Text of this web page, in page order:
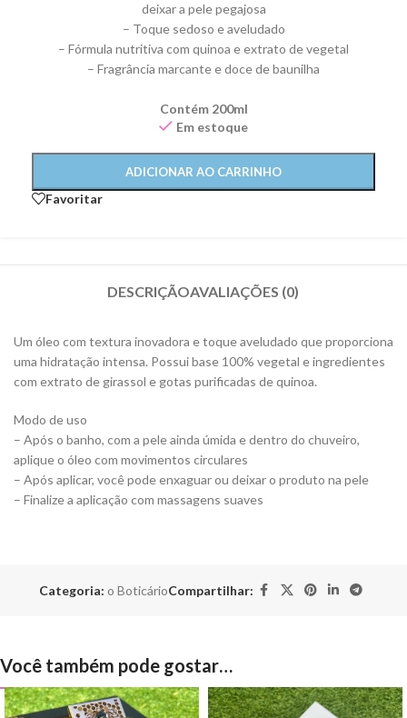
deixar a pele pegajosa
– Toque sedoso e aveludado
– Fórmula nutritiva com quinoa e extrato de vegetal
– Fragrância marcante e doce de baunilha
Contém 200ml
Em estoque
ADICIONAR AO CARRINHO
Favoritar
DESCRIÇÃOAVALIAÇÕES (0)
Um óleo com textura inovadora e toque aveludado que proporciona
uma hidratação intensa. Possui base 100% vegetal e ingredientes
com extrato de girassol e gotas purificadas de quinoa.
Modo de uso
– Após o banho, com a pele ainda úmida e dentro do chuveiro,
aplique o óleo com movimentos circulares
– Após aplicar, você pode enxaguar ou deixar o produto na pele
– Finalize a aplicação com massagens suaves
Categoria: o BoticárioCompartilhar:
Você também pode gostar…